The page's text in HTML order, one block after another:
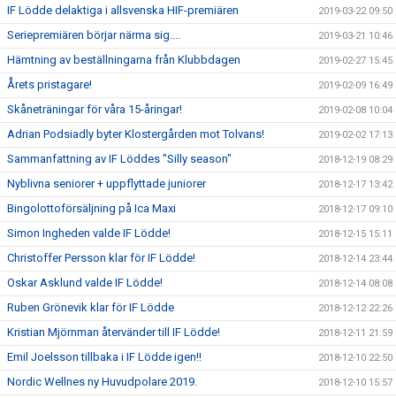
IF Lödde delaktiga i allsvenska HIF-premiären 2019-03-22 09:50
Seriepremiären börjar närma sig.... 2019-03-21 10:46
Hämtning av beställningarna från Klubbdagen 2019-02-27 15:45
Årets pristagare! 2019-02-09 16:49
Skåneträningar för våra 15-åringar! 2019-02-08 10:04
Adrian Podsiadly byter Klostergården mot Tolvans! 2019-02-02 17:13
Sammanfattning av IF Löddes "Silly season" 2018-12-19 08:29
Nyblivna seniorer + uppflyttade juniorer 2018-12-17 13:42
Bingolottoförsäljning på Ica Maxi 2018-12-17 09:10
Simon Ingheden valde IF Lödde! 2018-12-15 15:11
Christoffer Persson klar för IF Lödde! 2018-12-14 23:44
Oskar Asklund valde IF Lödde! 2018-12-14 08:08
Ruben Grönevik klar för IF Lödde 2018-12-12 22:26
Kristian Mjörnman återvänder till IF Lödde! 2018-12-11 21:59
Emil Joelsson tillbaka i IF Lödde igen!! 2018-12-10 22:50
Nordic Wellnes ny Huvudpolare 2019. 2018-12-10 15:57